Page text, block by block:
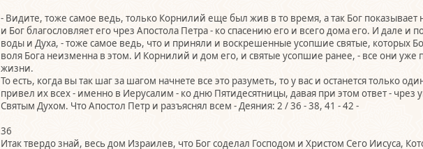
- Видите, тоже самое ведь, только Корнилий еще был жив в то время, а так Бог
и Бог благословляет его чрез Апостола Петра - ко спасению его и всего дома его. И дале
воды и Духа, - тоже самое ведь, что и приняли и воскрешенные усопшие святые, которых
воля Бога неизменна в этом. И Корнилий и дом его, и святые усопшие ранее, - все они уже
жизни.
То есть, когда вы так шаг за шагом начнете все это разуметь, то у вас и останется только
привел их всех - именно в Иерусалим - ко дню Пятидесятницы, давая при этом ответ -
Святым Духом. Что Апостол Петр и разъяснял всем - Деяния: 2 / 36 - 38, 41 - 42 -
36
Итак твердо знай, весь дом Израилев, что Бог соделал Господом и Христом Сего Иисуса,